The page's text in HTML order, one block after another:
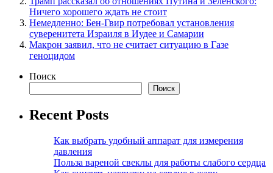
Ничего хорошего ждать не стоит
Немедленно: Бен-Гвир потребовал установления
суверенитета Израиля в Иудее и Самарии
Макрон заявил, что не считает ситуацию в Газе
геноцидом
Поиск
Поиск
Recent Posts
Как выбрать удобный аппарат для измерения
давления
Польза вареной свеклы для работы слабого сердца